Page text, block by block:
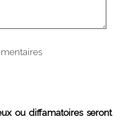
ou diffamatoires seront